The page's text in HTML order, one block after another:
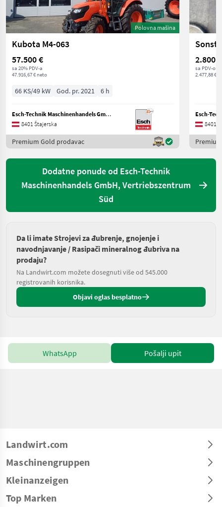
Polovna mašina
Kubota M4-063
57.500 €
sa 20% PDV-a
47.916,67 € neto
66 KS/49 kW God. pr. 2021 6 h
Esch-Technik Maschinenhandels GmbH, Vertriebszentrum Süd
8401 Štajerska
Premium Gold prodavac
2.800 €
sa PDV-om
2.477,88 €
8401
Dodatne ponude od Esch-Technik
Maschinenhandels GmbH, Vertriebszentrum
Süd
Da li imate Strojevi za đubrenje, gnojenje i
navodnjavanje / Rasipači mineralnog đubriva na
prodaju?
Na Landwirt.com možete dosegnuti više od 545.000
registrovanih korisnika.
Objavi oglas besplatno
WhatsApp Pošalji upit
Landwirt.com
Maschinengruppen
Kleinanzeigen
Top Marken